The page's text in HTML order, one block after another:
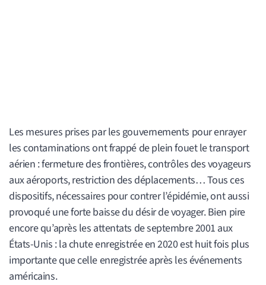
Les mesures prises par les gouvernements pour enrayer
les contaminations ont frappé de plein fouet le transport
aérien : fermeture des frontières, contrôles des voyageurs
aux aéroports, restriction des déplacements… Tous ces
dispositifs, nécessaires pour contrer l’épidémie, ont aussi
provoqué une forte baisse du désir de voyager. Bien pire
encore qu’après les attentats de septembre 2001 aux
États-Unis : la chute enregistrée en 2020 est huit fois plus
importante que celle enregistrée après les événements
américains.